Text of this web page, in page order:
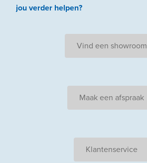
jouverder helpen?
Vind een showroom
Maak een afspraak
Klantenservice